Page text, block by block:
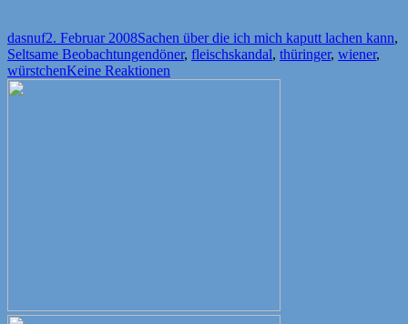
Autor
dasnufVeröffentlicht
am
2. Februar 2008Kategorien
Sachen über die ich mich kaputt lachen kann,
Seltsame BeobachtungenSchlagwörter
döner, fleischskandal, thüringer, wiener,
würstchenKeine Reaktionen